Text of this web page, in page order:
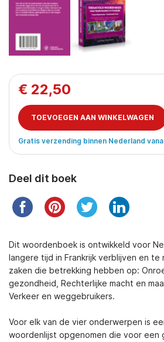
€ 22,50
TOEVOEGEN AAN WINKELWAGEN
Gratis verzending binnen Nederland
Deel dit boek
Dit woordenboek is ontwikkeld voor
langere tijd in Frankrijk verblijven en te
zaken die betrekking hebben op:
gezondheid, Rechterlijke macht en
Verkeer en weggebruikers.
Voor elk van de vier onderwerpen is
woordenlijst opgenomen die voor een